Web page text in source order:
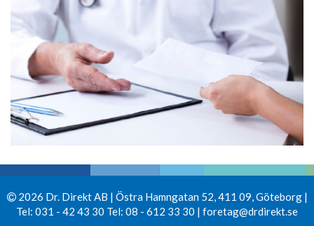
2026 Dr. Direkt AB | Östra Hamngatan 52, 411 09, Göteborg |
Tel: 031 - 42 43 30 Tel: 08 - 612 33 30 | foretag@drdirekt.se